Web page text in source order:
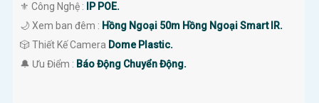
⚜️ Công Nghệ :
IP POE.
🌙 Xem ban đêm : Hồng Ngoại 50m Hồng Ngoại Smart IR.
🎲 Thiết Kế Camera Dome Plastic.
️🔔 Ưu Điểm : Báo Động Chuyển Động.